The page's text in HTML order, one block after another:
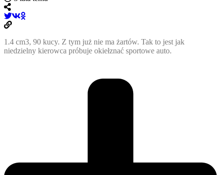
1.4 cm3, 90 kucy. Z tym już nie ma żartów. Tak to jest jak
niedzielny kierowca próbuje okiełznać sportowe auto.